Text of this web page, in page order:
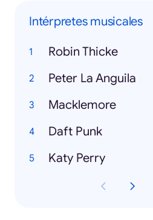
Intérpretes musicales
Robin Thicke
Peter La Anguila
Macklemore
Daft Punk
Katy Perry